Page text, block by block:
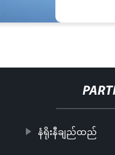
နံရိုးနီချည်ထည်